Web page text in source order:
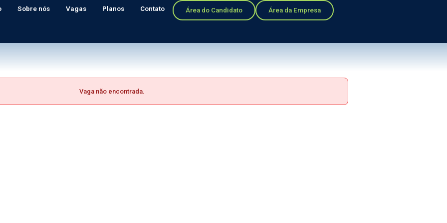
Sobre nós Vagas Planos Contato Área do Candidato Área da Empresa
Vaga não encontrada.